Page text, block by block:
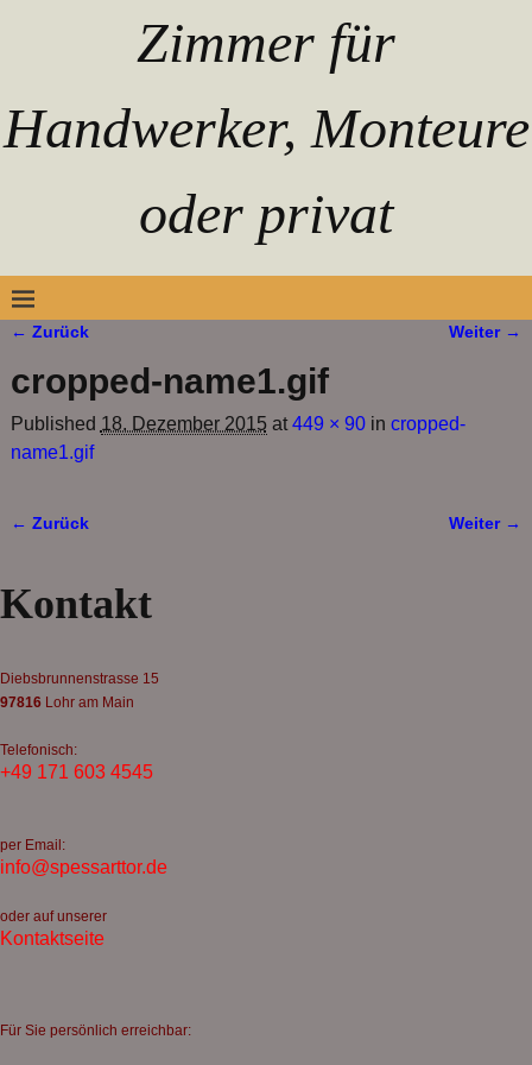
Zimmer für
Handwerker, Monteure
oder privat
← Zurück Weiter →
cropped-name1.gif
Published 18. Dezember 2015 at449 × 90in cropped-
name1.gif
← Zurück Weiter →
Kontakt
Diebsbrunnenstrasse 15
97816 Lohr am Main
Telefonisch:
+49 171 603 4545
per Email:
info@spessarttor.de
oder auf unserer
Kontaktseite
Für Sie persönlich erreichbar: